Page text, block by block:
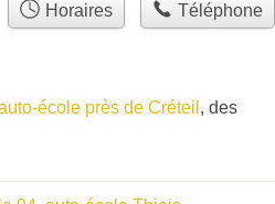
Horaires Téléphone
école près de Créteil , des